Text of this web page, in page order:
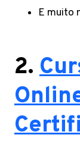
E muito
2.